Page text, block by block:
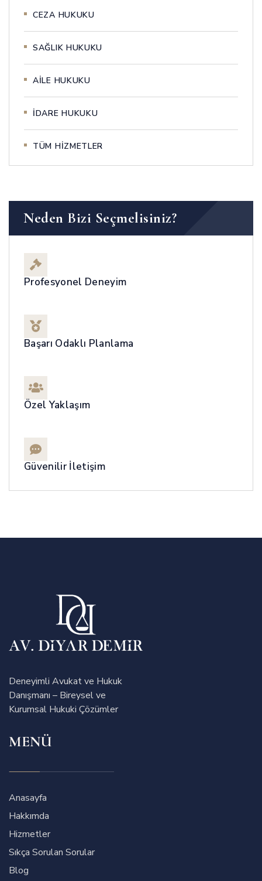
CEZA HUKUKU
SAĞLIK HUKUKU
AILE HUKUKU
İDARE HUKUKU
TÜM HIZMETLER
Neden Bizi Seçmelisiniz?
Profesyonel Deneyim
Başarı Odaklı Planlama
Özel Yaklaşım
Güvenilir İletişim
Deneyimli Avukat ve Hukuk
Danışmanı – Bireysel ve
Kurumsal Hukuki Çözümler
MENÜ
Anasayfa
Hakkımda
Hizmetler
Sıkça Sorulan Sorular
Blog